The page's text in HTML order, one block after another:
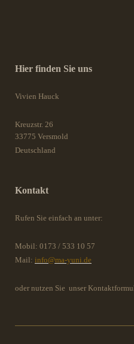
Hier finden Sie uns
Vivien Hauck
Kreuzstr. 26
33775 Versmold
Deutschland
Kontakt
Rufen Sie einfach an unter:
Mobil: 0173 / 533 10 57
Mail: info@ma-yuni.de
oder nutzen Sie unser